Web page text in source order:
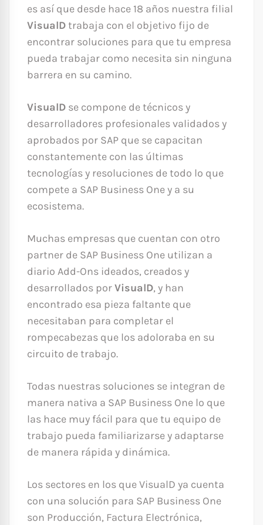
es así que desde hace 18 años nuestra filial
VisualDtrabaja con el objetivo fijo de
encontrar soluciones para que tu empresa
pueda trabajar como necesita sin ninguna
barrera en su camino.
VisualD se compone de técnicos y
desarrolladores profesionales validados y
aprobados por SAP que se capacitan
constantemente con las últimas
tecnologías y resoluciones de todo lo que
compete a SAP Business One y a su
ecosistema.
Muchas empresas que cuentan con otro
partner de SAP Business One utilizan a
diario Add-Ons ideados, creados y
desarrollados porVisualD, y han
encontrado esa pieza faltante que
necesitaban para completar el
rompecabezas que los adoloraba en su
circuito de trabajo.
Todas nuestras soluciones se integran de
manera nativa a SAP Business One lo que
las hace muy fácil para que tu equipo de
trabajo pueda familiarizarse y adaptarse
de manera rápida y dinámica.
Los sectores en los que VisualD ya cuenta
con una solución para SAP Business One
son Producción, Factura Electrónica,